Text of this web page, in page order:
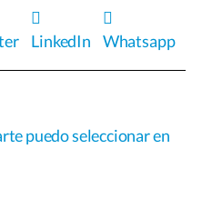
LinkedIn Whatsapp
puedo seleccionar en